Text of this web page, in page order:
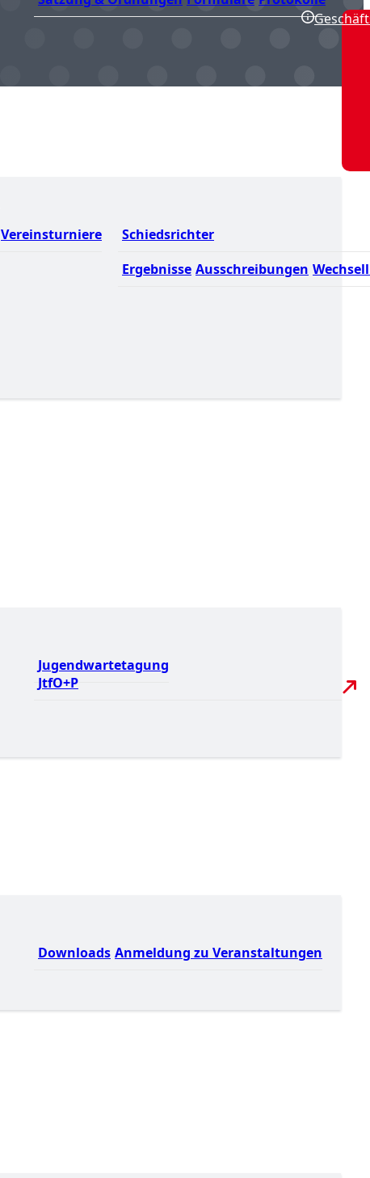
Vereinsturniere
Schiedsrichter
Ergebnisse Ausschreibungen
Jugendwartetagung
JtfO+P
Downloads Anmeldung zu Veranstaltungen